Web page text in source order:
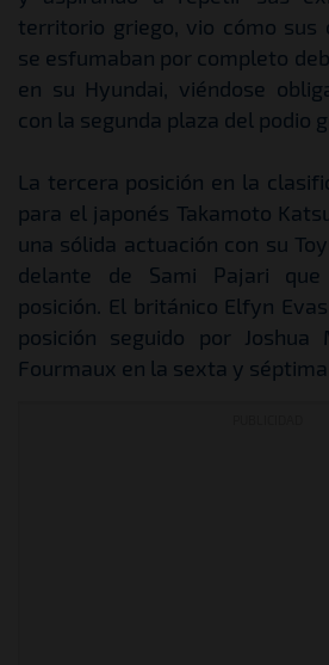
territorio griego, vio cómo sus
se esfumaban por completo
en su Hyundai, viéndose
con la segunda plaza del podio
La tercera posición en la
para el japonés Takamoto
una sólida actuación con su
delante de Sami Pajari
posición. El británico Elfyn
posición seguido por Joshua
Fourmaux en la sexta y